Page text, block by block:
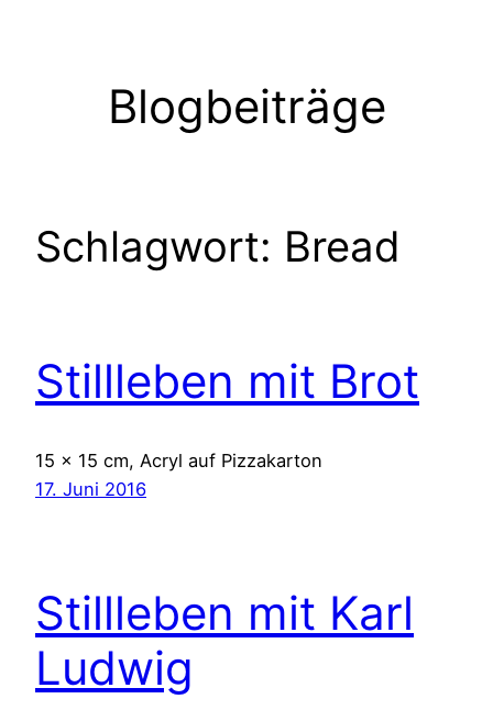
Blogbeiträge
Schlagwort: Bread
Stillleben mit Brot
15 x 15 cm, Acryl auf Pizzakarton
17. Juni 2016
Stillleben mit Karl
Ludwig